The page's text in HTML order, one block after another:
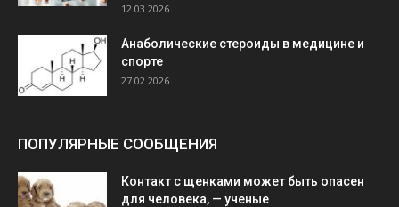
12.03.2026
Анаболические стероиды в медицине и
спорте
27.02.2026
ПОПУЛЯРНЫЕ СООБЩЕНИЯ
Контакт с щенками может быть опасен
для человека, — ученые